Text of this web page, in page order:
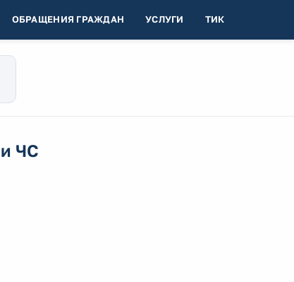
ОБРАЩЕНИЯ ГРАЖДАН УСЛУГИ ТИК
ЧС